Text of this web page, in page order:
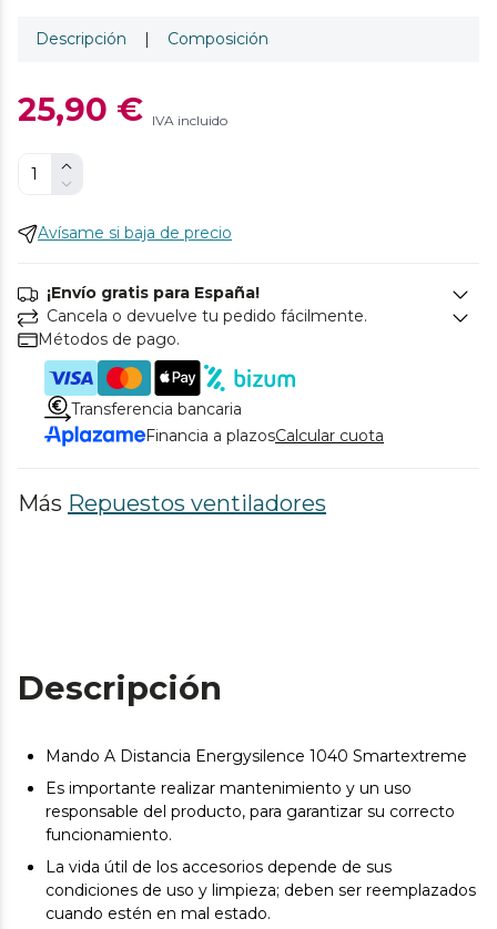
Descripción | Composición
25,90 € IVA incluido
Avísame si baja de precio
¡Envío gratis para España!
Cancela o devuelve tu pedido fácilmente.
Métodos de pago.
Transferencia bancaria
Financia a plazosCalcular cuota
Más Repuestos ventiladores
Descripción
Mando A Distancia Energysilence 1040 Smartextreme
Es importante realizar mantenimiento y un uso
responsable del producto, para garantizar su correcto
funcionamiento.
La vida útil de los accesorios depende de sus
condiciones de uso y limpieza; deben ser reemplazados
cuando estén en mal estado.